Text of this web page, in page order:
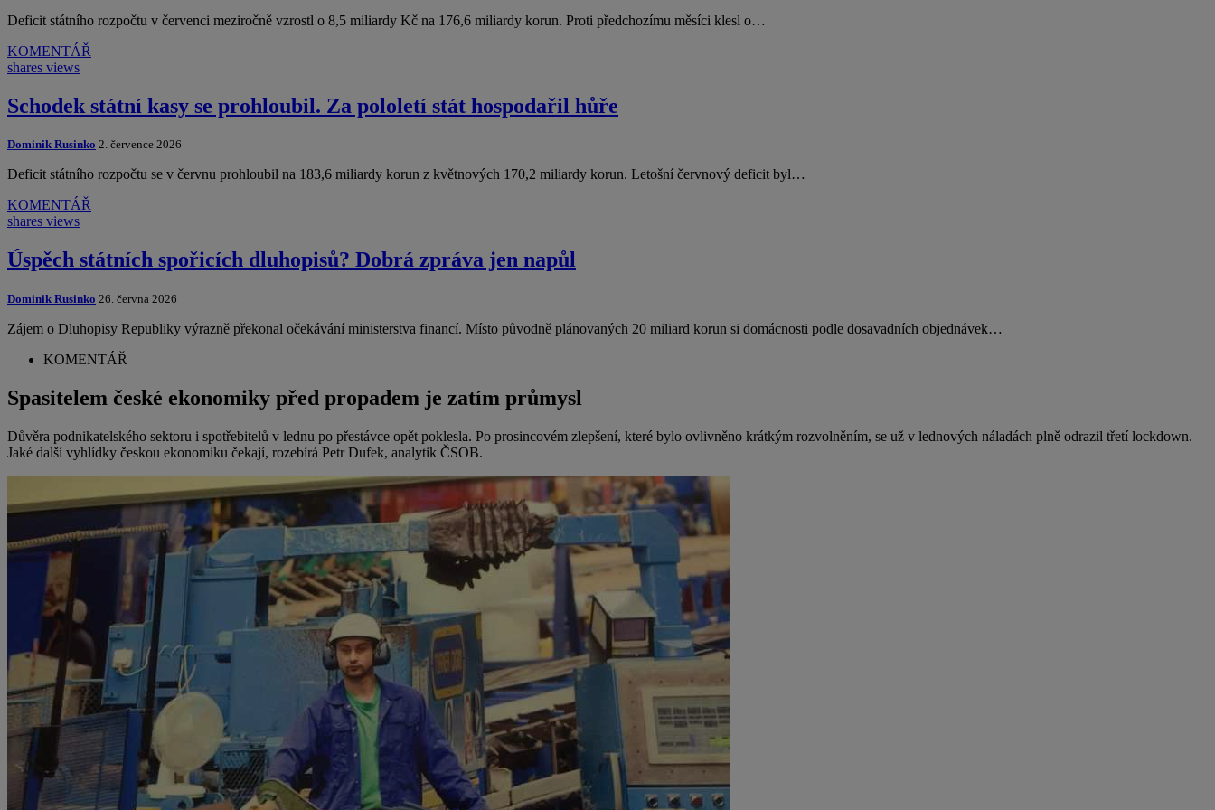
Deficit státního rozpočtu v červenci meziročně vzrostl o 8,5 miliardy Kč na 176,6 miliardy korun. Proti předchozímu měsíci klesl o…
KOMENTÁŘ
shares views
Schodek státní kasy se prohloubil. Za pololetí stát hospodařil hůře
Dominik Rusinko 2. července 2026
Deficit státního rozpočtu se v červnu prohloubil na 183,6 miliardy korun z květnových 170,2 miliardy korun. Letošní červnový deficit byl…
KOMENTÁŘ
shares views
Úspěch státních spořicích dluhopisů? Dobrá zpráva jen napůl
Dominik Rusinko 26. června 2026
Zájem o Dluhopisy Republiky výrazně překonal očekávání ministerstva financí. Místo původně plánovaných 20 miliard korun si domácnosti podle dosavadních objednávek…
KOMENTÁŘ
Spasitelem české ekonomiky před propadem je zatím průmysl
Důvěra podnikatelského sektoru i spotřebitelů v lednu po přestávce opět poklesla. Po prosincovém zlepšení, které bylo ovlivněno krátkým rozvolněním, se už v lednových náladách plně odrazil třetí lockdown.
Jaké další vyhlídky českou ekonomiku čekají, rozebírá Petr Dufek, analytik ČSOB.